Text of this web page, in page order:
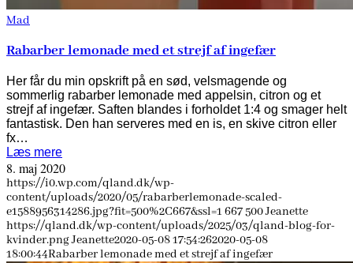
Mad
Rabarber lemonade med et strejf af ingefær
Her får du min opskrift på en sød, velsmagende og
sommerlig rabarber lemonade med appelsin, citron og et
strejf af ingefær. Saften blandes i forholdet 1:4 og smager helt
fantastisk. Den han serveres med en is, en skive citron eller
fx…
Læs mere
8. maj 2020
https://i0.wp.com/qland.dk/wp-
content/uploads/2020/05/rabarberlemonade-scaled-
e1588956314286.jpg?fit=500%2C667&ssl=1 667500Jeanette
https://qland.dk/wp-content/uploads/2025/03/qland-blog-for-
kvinder.pngJeanette2020-05-08 17:54:262020-05-08
18:00:44Rabarber lemonade med et strejf af ingefær